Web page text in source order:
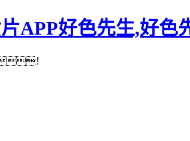
APP好色先生,好色
！